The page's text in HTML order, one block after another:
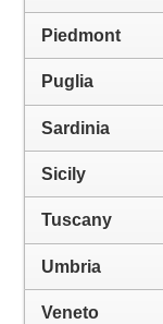
Piedmont
Puglia
Sardinia
Sicily
Tuscany
Umbria
Veneto